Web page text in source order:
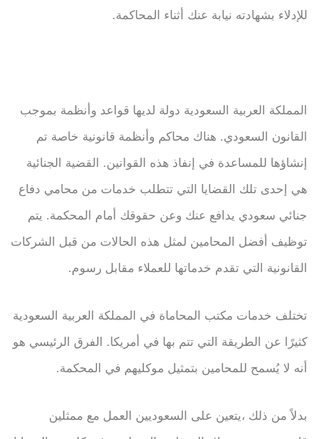
للإدلاء بشهادته نيابة عنك أثناء المحاكمة.
المملكة العربية السعودية دولة لديها قواعد وأنظمة بموجب
القانون السعودي. هناك محاكم وأنظمة قانونية خاصة تم
إنشاؤها للمساعدة في إنفاذ هذه القوانين. القضية الجنائية
هي إحدى تلك القضايا التي تتطلب خدمات من محامي دفاع
جنائي سعودي يدافع عنك وعن حقوقك أمام المحكمة. يتم
توظيف أفضل المحامين لمثل هذه الحالات من قبل الشركات
القانونية التي تقدم خدماتها للعملاء مقابل رسوم.
تختلف خدمات مكتب المحاماة في المملكة العربية السعودية
كثيرًا عن الطريقة التي تتم بها في أمريكا. الفرق الرئيسي هو
أنه لا يُسمح للمحامين بتمثيل موكليهم في المحكمة.
بدلاً من ذلك ،يتعين على السعوديين العمل مع ممثلين